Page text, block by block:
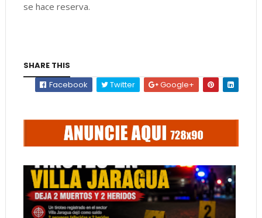
se hace reserva.
SHARE THIS
Facebook
Twitter Google+